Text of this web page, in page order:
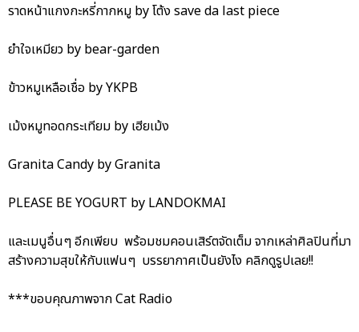
ราดหน้าแกงกะหรี่กากหมู by โต้ง save da last piece
ยำใจเหมียว by bear-garden
ข้าวหมูเหลือเชื่อ by YKPB
เม้งหมูทอดกระเทียม by เฮียเม้ง
Granita Candy by Granita
PLEASE BE YOGURT by LANDOKMAI
และเมนูอื่นๆ อีกเพียบ พร้อมชมคอนเสิร์ตจัดเต็ม จากเหล่าศิลปินที่มา
สร้างความสุขให้กับแฟนๆ บรรยากาศเป็นยังไง คลิกดูรูปเลย!!
***ขอบคุณภาพจาก Cat Radio